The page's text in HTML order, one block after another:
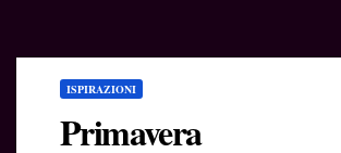
ISPIRAZIONI
Primavera